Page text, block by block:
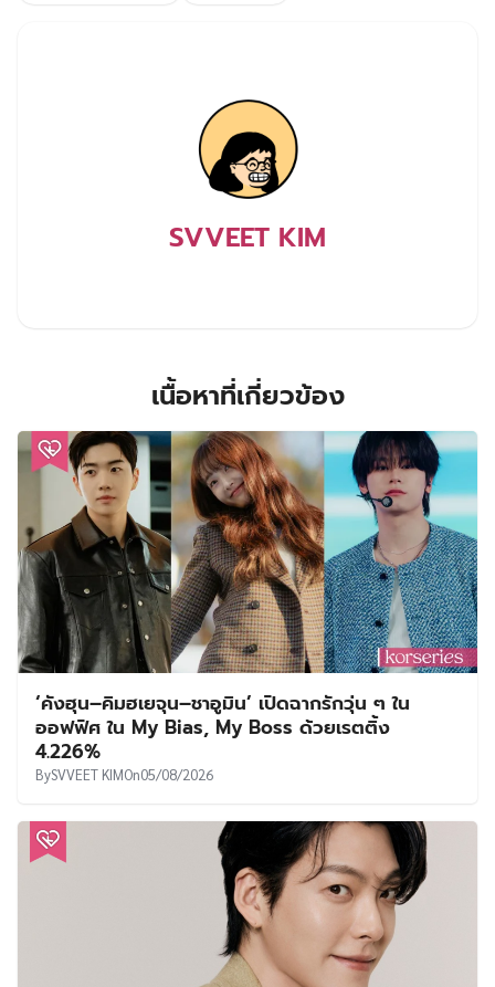
SVVEET KIM
เนื้อหาที่เกี่ยวข้อง
‘คังฮุน–คิมฮเยจุน–ชาอูมิน’ เปิดฉากรักวุ่น ๆ ใน
ออฟฟิศ ใน My Bias, My Boss ด้วยเรตติ้ง
4.226%
BySVVEET KIMOn05/08/2026